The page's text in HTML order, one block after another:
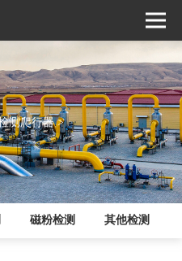
测爬行器>
磁粉检测 其他检测